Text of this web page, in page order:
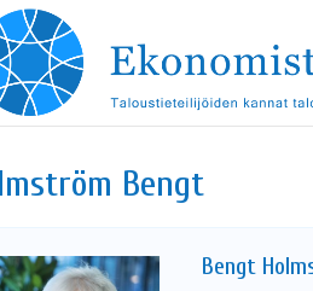
Bengt
Bengt